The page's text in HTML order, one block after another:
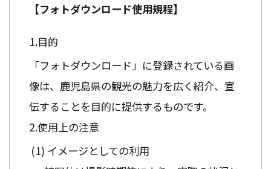
【フォトダウンロード使用規程】
目的
「フォトダウンロード」に登録されている画
像は、鹿児島県の観光の魅力を広く紹介、宣
伝することを目的に提供するものです。
使用上の注意
イメージとしての利用